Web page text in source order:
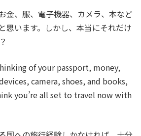
金、服、電子機器、カメラ、本など
思います。しかし、本当にそれだけ
of your passport, money,
camera, shoes, and books,
you’re all set to travel now with